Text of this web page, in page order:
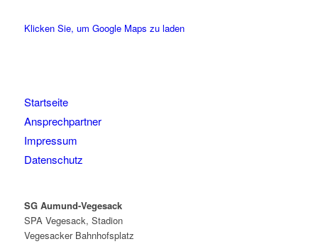
Klicken Sie, um Google Maps zu laden
Startseite
Ansprechpartner
Impressum
Datenschutz
SG Aumund-Vegesack
SPA Vegesack, Stadion
Vegesacker Bahnhofsplatz